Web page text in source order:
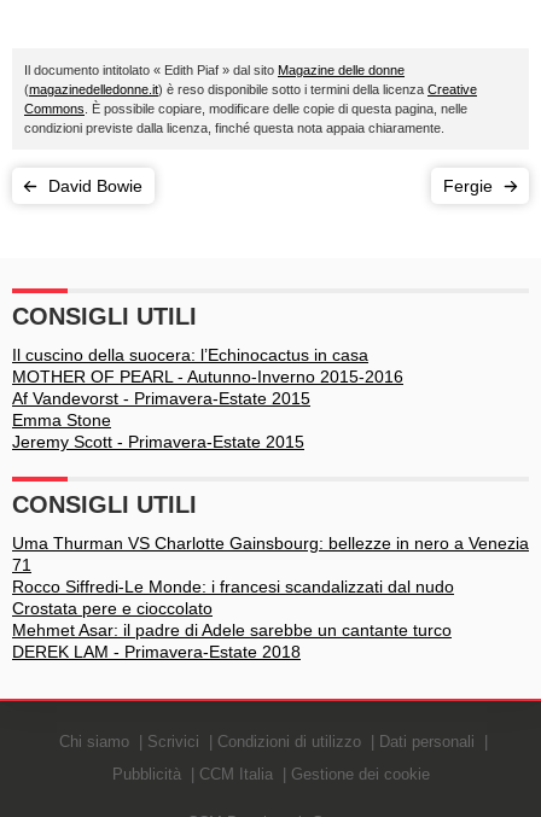
Il documento intitolato « Edith Piaf » dal sito Magazine delle donne
(magazinedelledonne.it) è reso disponibile sotto i termini della licenza Creative
Commons . È possibile copiare, modificare delle copie di questa pagina, nelle
condizioni previste dalla licenza, finché questa nota appaia chiaramente.
David Bowie Fergie
CONSIGLI UTILI
Il cuscino della suocera: l’Echinocactus in casa
MOTHER OF PEARL - Autunno-Inverno 2015-2016
Af Vandevorst - Primavera-Estate 2015
Emma Stone
Jeremy Scott - Primavera-Estate 2015
CONSIGLI UTILI
Uma Thurman VS Charlotte Gainsbourg: bellezze in nero a Venezia
71
Rocco Siffredi-Le Monde: i francesi scandalizzati dal nudo
Crostata pere e cioccolato
Mehmet Asar: il padre di Adele sarebbe un cantante turco
DEREK LAM - Primavera-Estate 2018
Chi siamo Scrivici Condizioni di utilizzo
Dati personali
Pubblicità
CCM Italia Gestione dei cookie